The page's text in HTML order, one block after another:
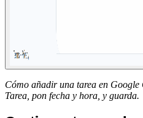
Cómo añadir una tarea en
Tarea, pon fecha y hora, y guarda.